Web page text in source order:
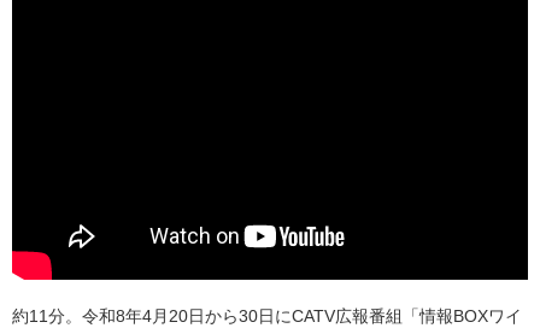
約11分。令和8年4月20日から30日にCATV広報番組「情報BOXワイ